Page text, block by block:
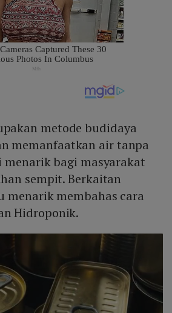
metode budidaya
memanfaatkan air tanpa
bagi masyarakat
sempit. Berkaitan
menarik membahas cara
Hidroponik.